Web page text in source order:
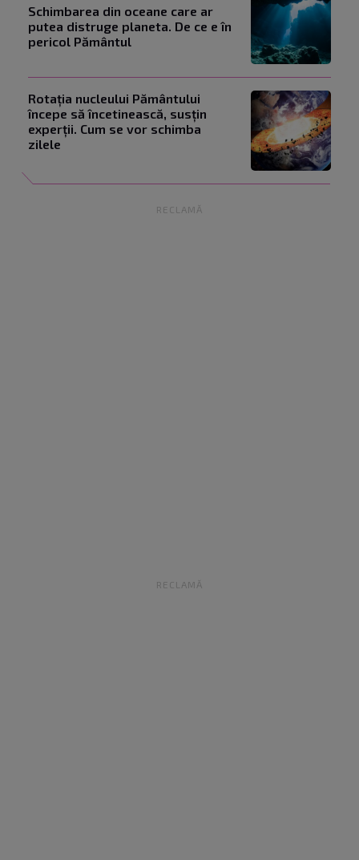
Schimbarea din oceane care ar
putea distruge planeta. De ce e în
pericol Pământul
Rotația nucleului Pământului
începe să încetinească, susțin
experții. Cum se vor schimba
zilele
RECLAMĂ
RECLAMĂ